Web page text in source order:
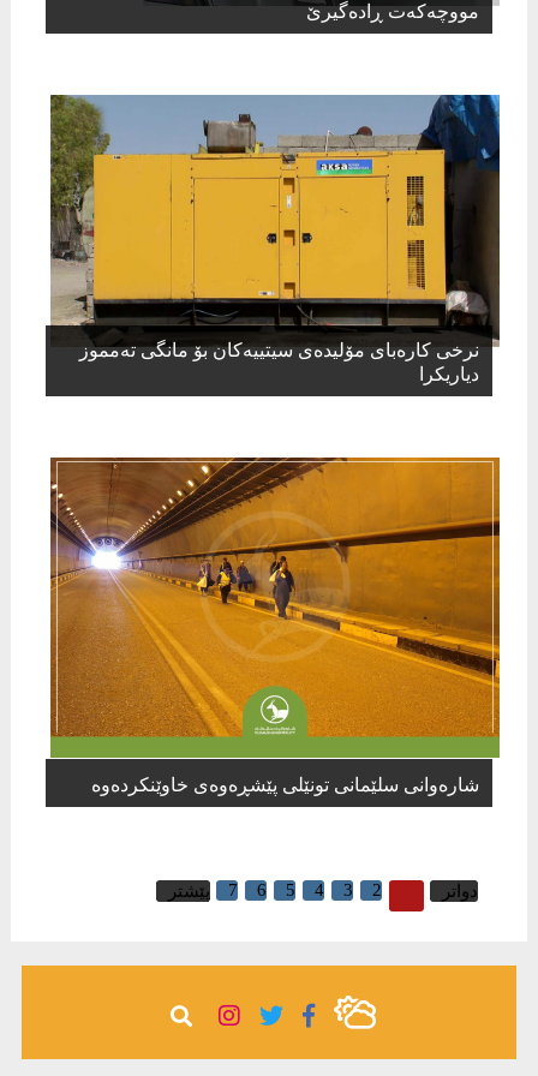
مووچەکەت ڕادەگیرێ
نرخی كارەبای مۆلیدەی سیتییەكان بۆ مانگی تەمموز
دیاریكرا
شارەوانی سلێمانی تونێلی پێشڕەوەی خاوێنکردەوە
دواتر 2
3
4
5
6
7 پێشتر